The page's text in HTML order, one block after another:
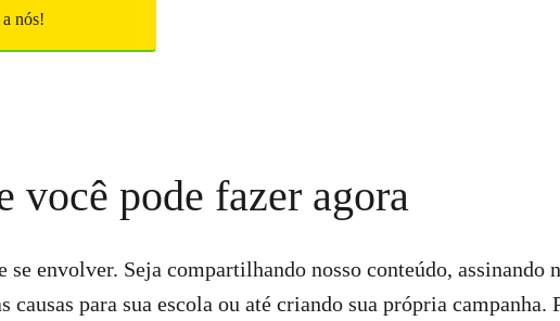
a nós!
você pode fazer agora
se envolver. Seja compartilhando nosso conteúdo, assinando
causas para sua escola ou até criando sua própria